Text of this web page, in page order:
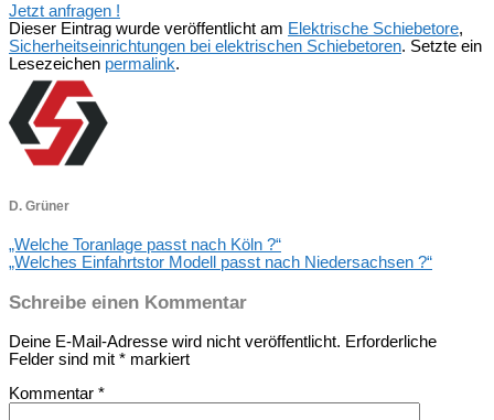
Jetzt anfragen !
Dieser Eintrag wurde veröffentlicht am Elektrische Schiebetore,
Sicherheitseinrichtungen bei elektrischen Schiebetoren. Setzte ein
Lesezeichen permalink.
D. Grüner
„Welche Toranlage passt nach Köln ?“
„Welches Einfahrtstor Modell passt nach Niedersachsen ?“
Schreibe einen Kommentar
Deine E-Mail-Adresse wird nicht veröffentlicht. Erforderliche
Felder sind mit * markiert
Kommentar *